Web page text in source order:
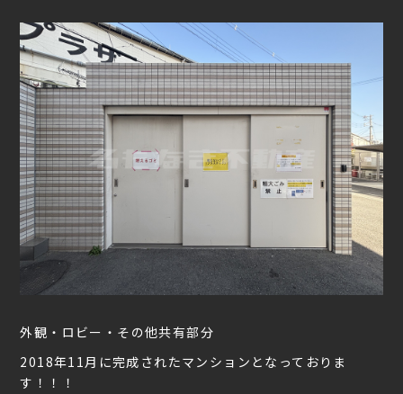
外観・ロビー・その他共有部分
2018年11月に完成されたマンションとなっておりま
す！！！